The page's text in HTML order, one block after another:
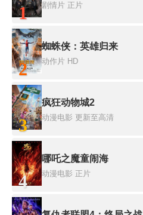
1 剧情片 正片
2
蜘蛛侠：英雄归来
动作片 HD
3
疯狂动物城2
动漫电影 更新至高清
4
哪吒之魔童闹海
动漫电影 正片